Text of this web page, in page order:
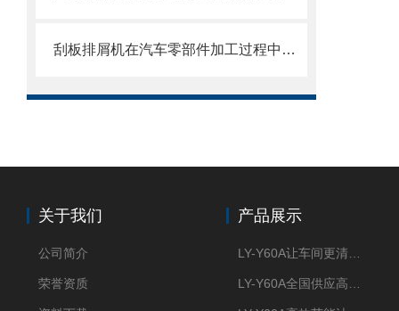
刮板排屑机在汽车零部件加工过程中的作用
关于我们
公司简介
荣誉资质
产品展示